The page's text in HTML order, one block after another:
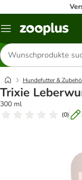
Menü
Produkte
suchen
Hundefutter &
Trixie
300 ml
(0)